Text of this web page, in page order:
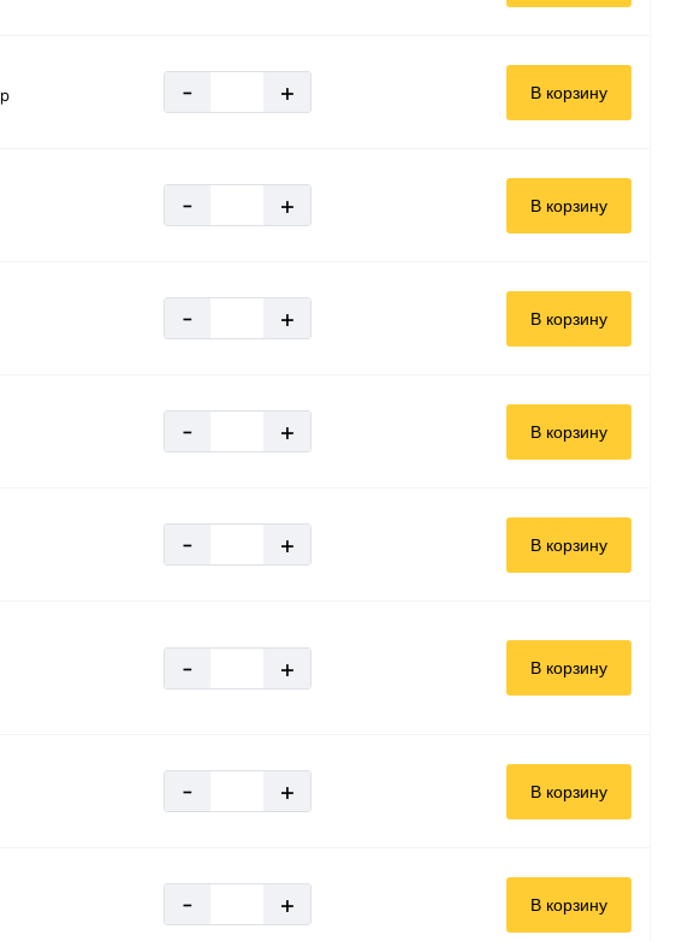
- + В корзину
- + В корзину
- + В корзину
- + В корзину
- + В корзину
- + В корзину
- + В корзину
- + В корзину